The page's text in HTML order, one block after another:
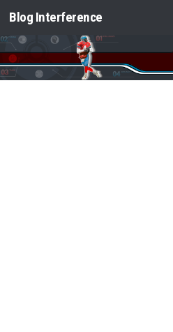
Saltar al contenido
Blog Interference